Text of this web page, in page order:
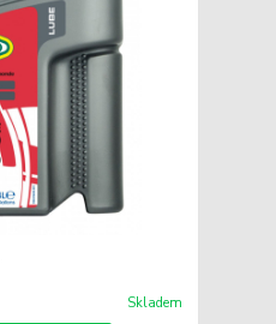
Skladem